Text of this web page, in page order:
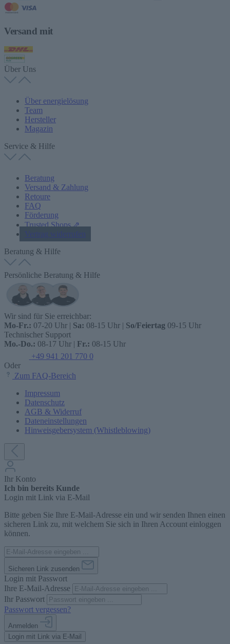
Versand mit
Über Uns
Über energielösung
Team
Hersteller
Magazin
Service & Hilfe
Beratung
Versand & Zahlung
Retoure
FAQ
Förderung
Trusted Shops ⇗
Vertrag widerrufen
Beratung & Hilfe
Persönliche Beratung & Hilfe
Wir sind für Sie erreichbar:
Mo-Fr.: 07-20 Uhr | Sa: 08-15 Uhr | So/Feiertag 09-15 Uhr
Technischer Support
Mo.-Do.: 08-17 Uhr | Fr.: 08-15 Uhr
+49 941 201 770 0
Oder
Zum FAQ-Bereich
Impressum
Datenschutz
AGB & Widerruf
Dateneinstellungen
Hinweisgebersystem (Whistleblowing)
Ihr Konto
Ich bin bereits Kunde
Login mit Link via E-Mail
Bitte geben Sie Ihre E-Mail-Adresse ein und wir senden Ihnen einen
sicheren Link zu, mit welchem Sie sich in Ihren Account einloggen
können.
Sicheren Link zusenden
Login mit Passwort
Ihre E-Mail-Adresse
Ihr Passwort
Passwort vergessen?
Anmelden
Login mit Link via E-Mail